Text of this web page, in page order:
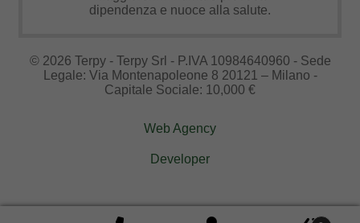
dipendenza e nuoce alla salute.
© 2026 Terpy - Terpy Srl - P.IVA 10984640960 - Sede
Legale: Via Montenapoleone 8 20121 – Milano -
Capitale Sociale: 10,000 €
Web Agency
Developer